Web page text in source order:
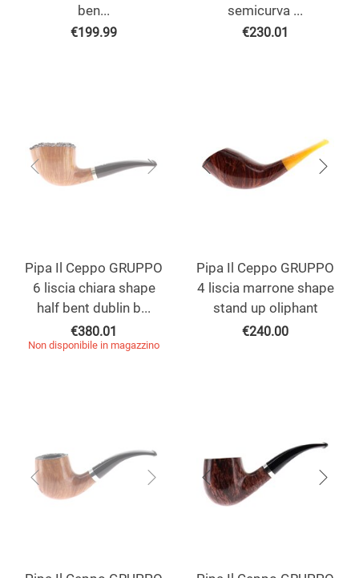
ben...
€199.99
semicurva ...
€230.01
Pipa Il Ceppo GRUPPO
6 liscia chiara shape
half bent dublin b...
€380.01
Non disponibile in magazzino
Pipa Il Ceppo GRUPPO
4 liscia marrone shape
stand up oliphant
€240.00